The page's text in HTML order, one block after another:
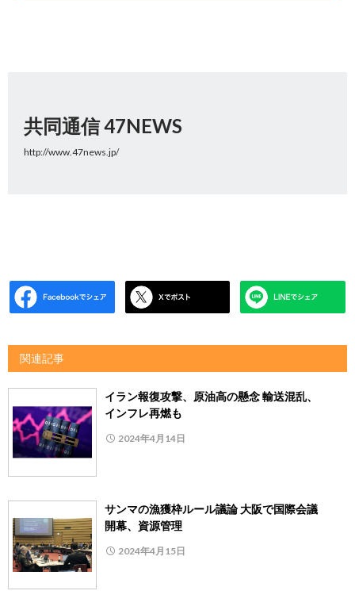
共同通信 47NEWS
http://www.47news.jp/
関連記事
イラン報復攻撃、原油高の懸念 輸送混乱、
インフレ再燃も
2024年4月14日
サンマの漁獲枠ルール議論 大阪で国際会議
開幕、資源管理
2024年4月15日